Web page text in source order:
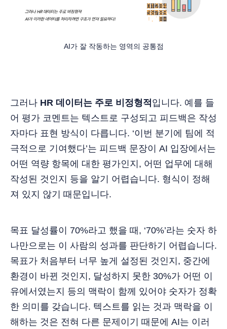
AI가 잘 작동하는 영역의 공통점
그러나 HR 데이터는 주로 비정형적 입니다. 예를 들
어 평가 코멘트는 텍스트로 구성되고 피드백은 작성
자마다 표현 방식이 다릅니다. ‘이번 분기에 팀에 적
극적으로 기여했다’는 피드백 문장이 AI 입장에서는
어떤 역량 항목에 대한 평가인지, 어떤 업무에 대해
작성된 것인지 등을 알기 어렵습니다. 형식이 정해
져 있지 않기 때문입니다.
목표 달성률이 70%라고 했을 때, ‘70%’라는 숫자 하
나만으로는 이 사람의 성과를 판단하기 어렵습니다.
목표가 처음부터 너무 높게 설정된 것인지, 중간에
환경이 바뀐 것인지, 달성하지 못한 30%가 어떤 이
유에서였는지 등의 맥락이 함께 있어야 숫자가 정확
한 의미를 갖습니다. 텍스트를 읽는 것과 맥락을 이
해하는 것은 전혀 다른 문제이기 때문에 AI는 이러